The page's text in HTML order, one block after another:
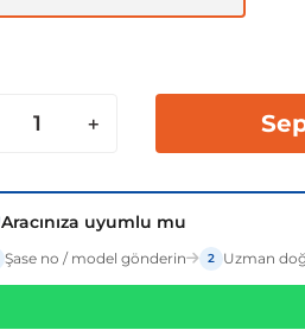
Aracınıza uyumlu mu
Şase no / model gönderin 2 Uzman